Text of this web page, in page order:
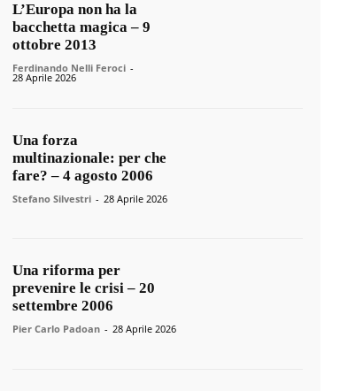
L’Europa non ha la
bacchetta magica – 9
ottobre 2013
Ferdinando Nelli Feroci -
28 Aprile 2026
Una forza
multinazionale: per che
fare? – 4 agosto 2006
Stefano Silvestri - 28 Aprile 2026
Una riforma per
prevenire le crisi – 20
settembre 2006
Pier Carlo Padoan - 28 Aprile 2026